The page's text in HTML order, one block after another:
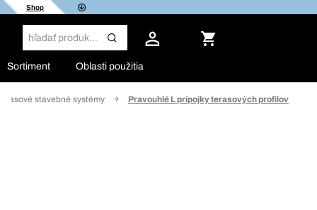
Shop
Sortiment Oblasti použitia
stavebné systémy Pravouhlé L prípojky terasových profilov